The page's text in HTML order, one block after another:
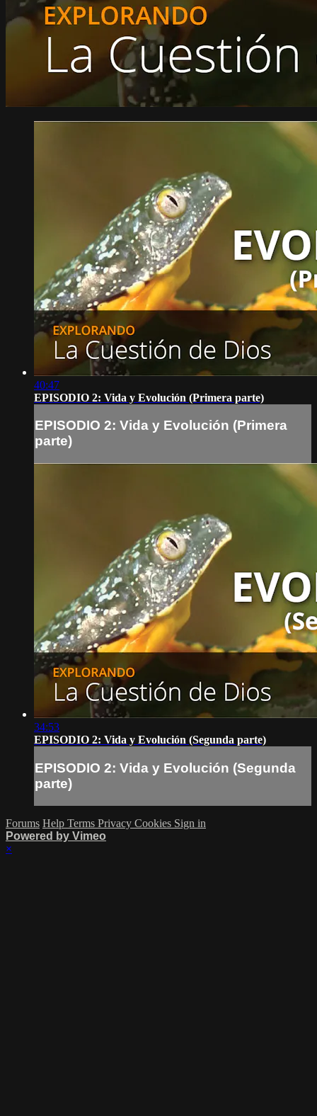
40:47
EPISODIO 2: Vida y Evolución (Primera parte)
EPISODIO 2: Vida y Evolución (Primera
parte)
34:53
EPISODIO 2: Vida y Evolución (Segunda parte)
EPISODIO 2: Vida y Evolución (Segunda
parte)
Forums Help Terms Privacy Cookies Sign in
Powered by Vimeo
×